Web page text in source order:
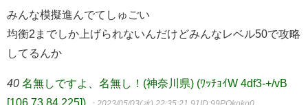
みんな模擬進んでてしゅごい
均衡2までしか上げられないんだけどみんなレベル50で攻略
してるんか
40 名無しですよ、名無し！(神奈川県) (ﾜｯﾁｮｲW 4df3-+/vB
[106.73.84.225])